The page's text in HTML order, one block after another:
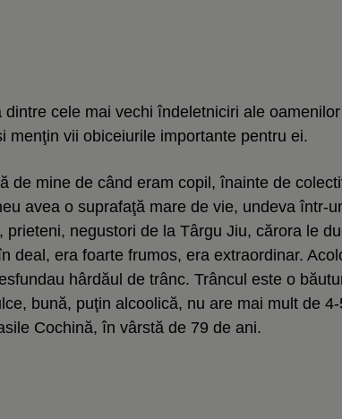
dintre cele mai vechi îndeletniciri ale
menţin vii obiceiurile importante pentru ei.
de mine de când eram copil, înainte de
avea o suprafaţă mare de vie, undeva într-
prieteni, negustori de la Târgu Jiu, cărora le
deal, era foarte frumos, era extraordinar.
hârdăul de trânc. Trâncul este o
bună, puţin alcoolică, nu are mai mult de
Cochină, în vârstă de 79 de ani.